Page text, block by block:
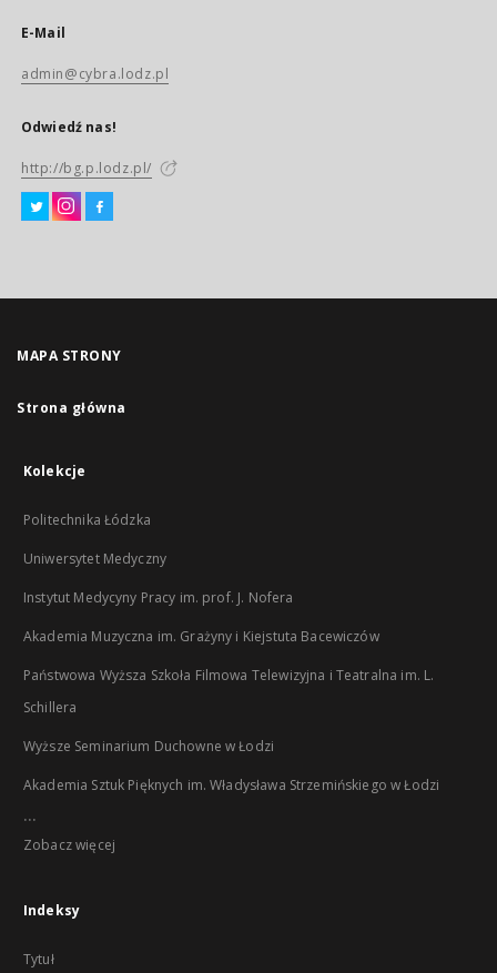
E-Mail
admin@cybra.lodz.pl
Odwiedź nas!
http://bg.p.lodz.pl/
MAPA STRONY
Strona główna
Kolekcje
Politechnika Łódzka
Uniwersytet Medyczny
Instytut Medycyny Pracy im. prof. J. Nofera
Akademia Muzyczna im. Grażyny i Kiejstuta Bacewiczów
Państwowa Wyższa Szkoła Filmowa Telewizyjna i Teatralna im. L.
Schillera
Wyższe Seminarium Duchowne w Łodzi
Akademia Sztuk Pięknych im. Władysława Strzemińskiego w Łodzi
...
Zobacz więcej
Indeksy
Tytuł